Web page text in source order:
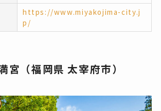
https://www.miyakojima-city.j
p/
宮（福岡県 太宰府市）